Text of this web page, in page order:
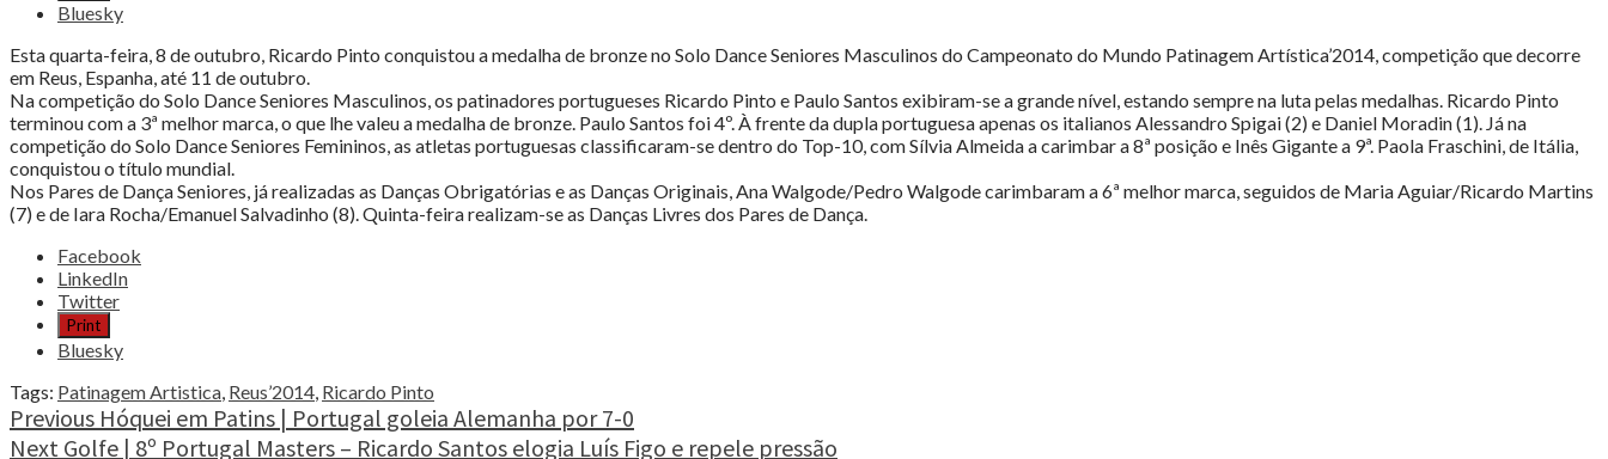
bronze
no
Campeonato
do
Mundo
–
Reus’2014"
Bluesky
Esta quarta-feira, 8 de outubro, Ricardo Pinto conquistou a medalha de bronze no Solo Dance Seniores Masculinos do Campeonato do Mundo Patinagem Artística’2014, competição que decorre
em Reus, Espanha, até 11 de outubro.
Na competição do Solo Dance Seniores Masculinos, os patinadores portugueses Ricardo Pinto e Paulo Santos exibiram-se a grande nível, estando sempre na luta pelas medalhas. Ricardo Pinto
terminou com a 3ª melhor marca, o que lhe valeu a medalha de bronze. Paulo Santos foi 4º. À frente da dupla portuguesa apenas os italianos Alessandro Spigai (2) e Daniel Moradin (1). Já na
competição do Solo Dance Seniores Femininos, as atletas portuguesas classificaram-se dentro do Top-10, com Sílvia Almeida a carimbar a 8ª posição e Inês Gigante a 9ª. Paola Fraschini, de Itália,
conquistou o título mundial.
Nos Pares de Dança Seniores, já realizadas as Danças Obrigatórias e as Danças Originais, Ana Walgode/Pedro Walgode carimbaram a 6ª melhor marca, seguidos de Maria Aguiar/Ricardo Martins
(7) e de Iara Rocha/Emanuel Salvadinho (8). Quinta-feira realizam-se as Danças Livres dos Pares de Dança.
Share
post
"Patinagem
Artística
Ricardo
Pinto
conquista
Facebook
LinkedIn
Twitter
Print
Bluesky
Tags: Patinagem Artistica, Reus’2014, Ricardo Pinto
Continue
Previous Hóquei em Patins | Portugal goleia Alemanha por 7-0
Next Golfe | 8º Portugal Masters – Ricardo Santos elogia Luís Figo e repele pressão